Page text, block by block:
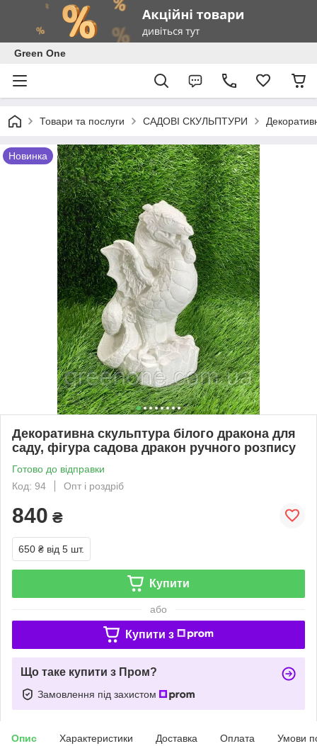
Green One
Товари та послуги САДОВІ СКУЛЬПТУРИ
Новинка
Декоративна скульптура білого дракона для
саду, фігура садова дракон ручного розпису
Готово до відправки
Код: 94
Опт і роздріб
840 ₴
650 ₴ від 5 шт.
Купити
або
Купити з
Що таке купити з Пром?
Замовлення під захистом
Опис Характеристики Доставка Оплата Умови